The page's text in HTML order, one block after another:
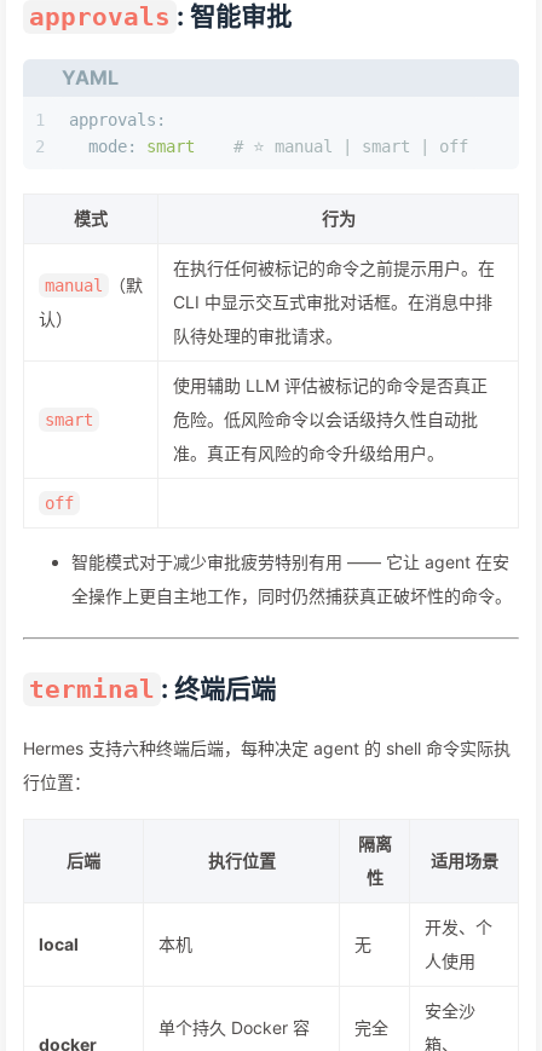
approvals : 智能审批
YAML
1
2
approvals:
mode:
smart # ⭐️ manual | smart | off
模式 行为
manual
（默
认）
在执行任何被标记的命令之前提示用户。在
CLI 中显示交互式审批对话框。在消息中排
队待处理的审批请求。
smart
使用辅助 LLM 评估被标记的命令是否真正
危险。低风险命令以会话级持久性自动批
准。真正有风险的命令升级给用户。
off
智能模式对于减少审批疲劳特别有用 —— 它让 agent 在安
全操作上更自主地工作，同时仍然捕获真正破坏性的命令。
terminal : 终端后端
Hermes 支持六种终端后端，每种决定 agent 的 shell 命令实际执
行位置：
后端 执行位置
隔离
性
适用场景
local 本机 无
开发、个
人使用
docker
单个持久 Docker 容
完全
安全沙
箱、